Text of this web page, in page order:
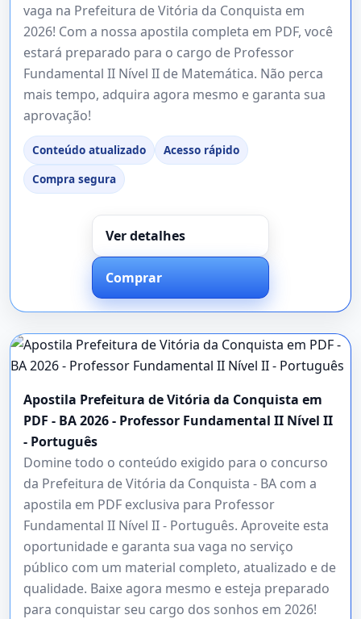
vaga na Prefeitura de Vitória da Conquista em
2026! Com a nossa apostila completa em PDF, você
estará preparado para o cargo de Professor
Fundamental II Nível II de Matemática. Não perca
mais tempo, adquira agora mesmo e garanta sua
aprovação!
Conteúdo atualizado
Acesso rápido
Compra segura
Ver detalhes
Comprar
Apostila Prefeitura de Vitória da Conquista em
PDF - BA 2026 - Professor Fundamental II Nível II
- Português
Domine todo o conteúdo exigido para o concurso
da Prefeitura de Vitória da Conquista - BA com a
apostila em PDF exclusiva para Professor
Fundamental II Nível II - Português. Aproveite esta
oportunidade e garanta sua vaga no serviço
público com um material completo, atualizado e de
qualidade. Baixe agora mesmo e esteja preparado
para conquistar seu cargo dos sonhos em 2026!